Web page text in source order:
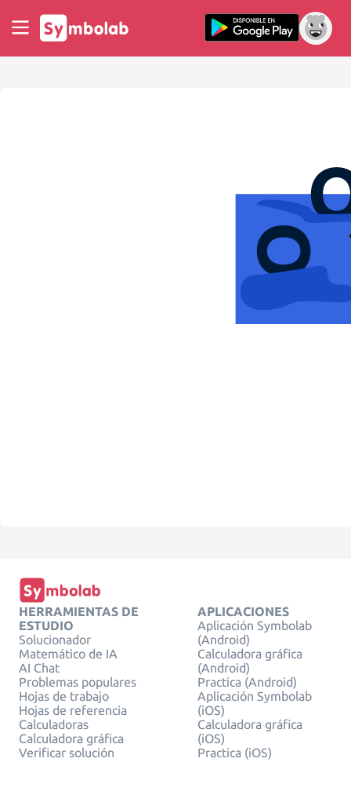
HERRAMIENTAS DE
ESTUDIO
Solucionador
Matemático de IA
AI Chat
Problemas populares
Hojas de trabajo
Hojas de referencia
Calculadoras
Calculadora gráfica
Verificar solución
APLICACIONES
Aplicación Symbolab
(Android)
Calculadora gráfica
(Android)
Practica (Android)
Aplicación Symbolab
(iOS)
Calculadora gráfica
(iOS)
Practica (iOS)